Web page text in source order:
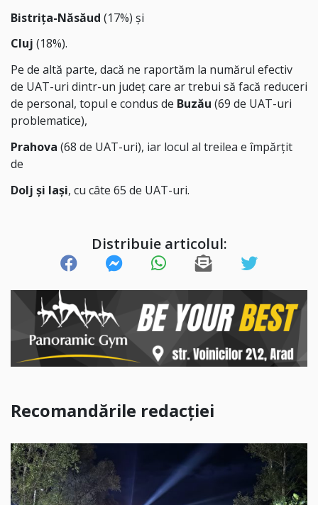
Bistrița-Năsăud (17%) și
Cluj (18%).
Pe de altă parte, dacă ne raportăm la numărul efectiv
de UAT-uri dintr-un județ care ar trebui să facă reduceri
de personal, topul e condus de Buzău (69 de UAT-uri
problematice),
Prahova (68 de UAT-uri), iar locul al treilea e împărțit
de
Dolj și Iași, cu câte 65 de UAT-uri.
Distribuie articolul:
Recomandările redacției